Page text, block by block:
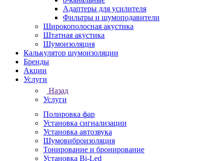
Адаптеры для усилителя
Фильтры и шумоподавители
Широкополосная акустика
Штатная акустика
Шумоизоляция
Калькулятор шумоизоляции
Бренды
Акции
Услуги
Назад
Услуги
Полировка фар
Установка сигнализации
Установка автозвука
Шумовиброизоляция
Тонирование и бронирование
Установка Bi-Led